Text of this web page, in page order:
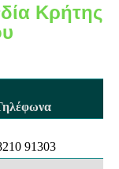
Κρήτης
91303